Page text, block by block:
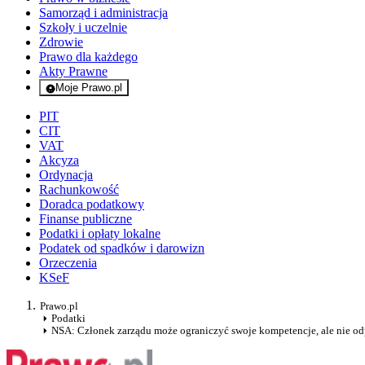
Samorząd i administracja
Szkoły i uczelnie
Zdrowie
Prawo dla każdego
Akty Prawne
Moje Prawo.pl
- rejestracja i logowanie do serwisu
PIT
CIT
VAT
Akcyza
Ordynacja
Rachunkowość
Doradca podatkowy
Finanse publiczne
Podatki i opłaty lokalne
Podatek od spadków i darowizn
Orzeczenia
KSeF
Prawo.pl
Podatki
NSA: Członek zarządu może ograniczyć swoje kompetencje, ale nie